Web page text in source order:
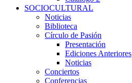
SOCIOCULTURAL
Noticias
Biblioteca
Círculo de Pasión
Presentación
Ediciones Anteriores
Noticias
Conciertos
Conferencias